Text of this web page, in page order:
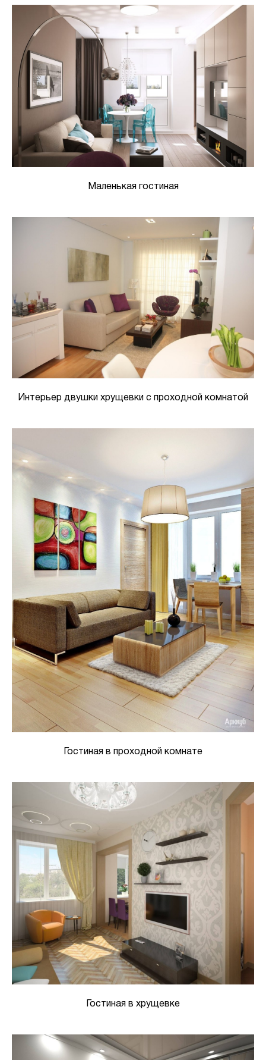
Маленькая гостиная
Интерьер двушки хрущевки с проходной комнатой
Гостиная в проходной комнате
Гостиная в хрущевке